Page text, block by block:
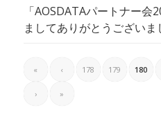
「AOSDATAパートナー会
ましてありがとうございま
« ‹ 178 179 180
› »